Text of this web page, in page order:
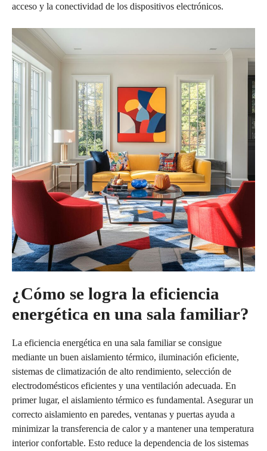
acceso y la conectividad de los dispositivos electrónicos.
¿Cómo se logra la eficiencia
energética en una sala familiar?
La eficiencia energética en una sala familiar se consigue
mediante un buen aislamiento térmico, iluminación eficiente,
sistemas de climatización de alto rendimiento, selección de
electrodomésticos eficientes y una ventilación adecuada. En
primer lugar, el aislamiento térmico es fundamental. Asegurar un
correcto aislamiento en paredes, ventanas y puertas ayuda a
minimizar la transferencia de calor y a mantener una temperatura
interior confortable. Esto reduce la dependencia de los sistemas